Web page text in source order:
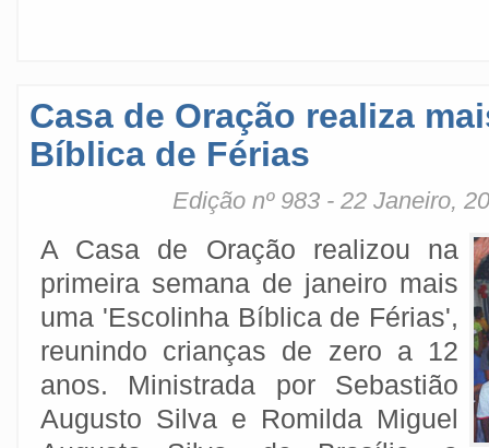
Casa de Oração realiza
Bíblica de Férias
Edição nº 983 - 22 Janeiro,
A Casa de Oração realizou na
primeira semana de janeiro mais
uma 'Escolinha Bíblica de Férias',
reunindo crianças de zero a 12
anos. Ministrada por Sebastião
Augusto Silva e Romilda Miguel